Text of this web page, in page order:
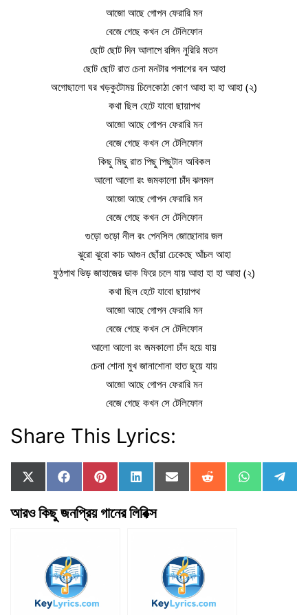
আজো আছে গোপন ফেরারি মন
বেজে গেছে কখন সে টেলিফোন
ছোট ছোট দিন আলাপে রঙ্গিন নুরিরি মতন
ছোট ছোট রাত চেনা মনটার পলাশের বন আহা
অগোছালো ঘর খড়কুটোময় চিলেকোঠা কোণ আহা হা হা আহা (২)
কথা ছিল হেটে যাবো ছায়াপথ
আজো আছে গোপন ফেরারি মন
বেজে গেছে কখন সে টেলিফোন
কিছু মিছু রাত পিছু পিছুটান অবিকল
আলো আলো রং জমকালো চাঁদ ঝলমল
আজো আছে গোপন ফেরারি মন
বেজে গেছে কখন সে টেলিফোন
গুড়ো গুড়ো নীল রং পেনসিল জোছোনার জল
ঝুরো ঝুরো কাচ আগুন ছোঁয়া ঢেকেছে আঁচল আহা
ফুঠপাথ ভিড় জাহাজের ডাক ফিরে চলে যায় আহা হা হা আহা (২)
কথা ছিল হেটে যাবো ছায়াপথ
আজো আছে গোপন ফেরারি মন
বেজে গেছে কখন সে টেলিফোন
আলো আলো রং জমকালো চাঁদ হয়ে যায়
চেনা শোনা মুখ জানাশোনা হাত ছুয়ে যায়
আজো আছে গোপন ফেরারি মন
বেজে গেছে কখন সে টেলিফোন
Share This Lyrics:
Share
on
X
(
T
w
Share
on
F
a
e
k
Share
on
P
i
n
t
Share
on
L
i
n
k
Share
on
E
m
Share
on
R
e
Share
on
W
h
on
e
আরও কিছু জনপ্রিয় গানের লিরিক্স